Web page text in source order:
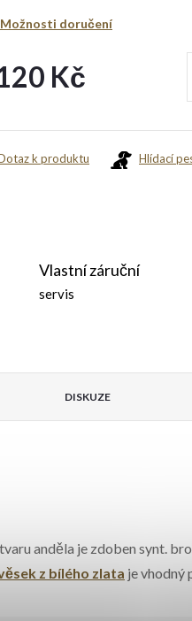
Možnosti doručení
Kč
k produktu Hlídací
Vlastní záruční
servis
DISKUZE
anděla je zdoben synt.
z bílého zlata je vhodný